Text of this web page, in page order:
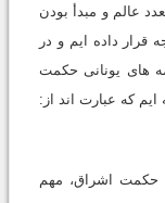
عالم و مبدأ بودن
قرار داده ایم و در
های یونانی حکمت
ایم که عبارت اند از:
حکمت اشراق، مهم